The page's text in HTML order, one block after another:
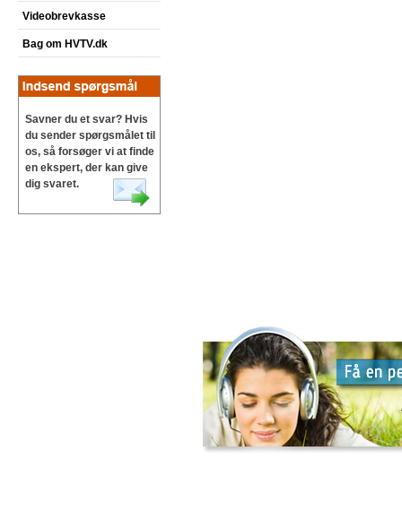
Videobrevkasse
Bag om HVTV.dk
Savner du et svar? Hvis
du sender spørgsmålet til
os, så forsøger vi at finde
en ekspert, der kan give
dig svaret.